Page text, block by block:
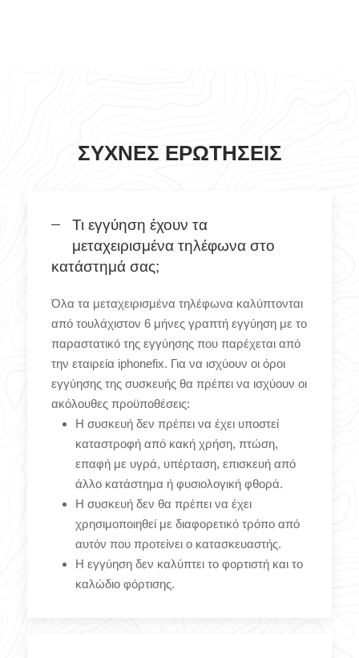
ΣΥΧΝΈΣ ΕΡΩΤΉΣΕΙΣ
Τι εγγύηση έχουν τα
μεταχειρισμένα τηλέφωνα στο
κατάστημά σας;
Όλα τα μεταχειρισμένα τηλέφωνα καλύπτονται
από τουλάχιστον 6 μήνες γραπτή εγγύηση με το
παραστατικό της εγγύησης που παρέχεται από
την εταιρεία iphonefix. Για να ισχύουν οι όροι
εγγύησης της συσκευής θα πρέπει να ισχύουν οι
ακόλουθες προϋποθέσεις:
Η συσκευή δεν πρέπει να έχει υποστεί
καταστροφή από κακή χρήση, πτώση,
επαφή με υγρά, υπέρταση, επισκευή από
άλλο κατάστημα ή φυσιολογική φθορά.
Η συσκευή δεν θα πρέπει να έχει
χρησιμοποιηθεί με διαφορετικό τρόπο από
αυτόν που προτείνει ο κατασκευαστής.
Η εγγύηση δεν καλύπτει το φορτιστή και το
καλώδιο φόρτισης.